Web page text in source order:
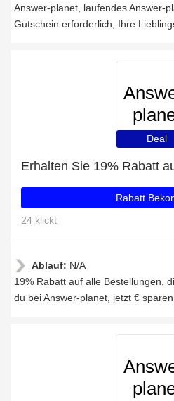
Answer-planet, laufendes Answer-
Gutschein erforderlich, Ihre
Deal
Rabatt
24 klickt
Ablauf: N/A
19% Rabatt auf alle Bestellungen,
du bei Answer-planet, jetzt € sparen